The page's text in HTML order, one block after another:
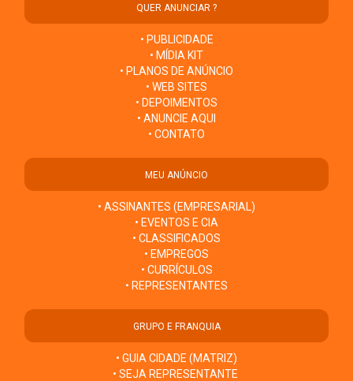
QUER ANUNCIAR ?
• PUBLICIDADE
• MÍDIA KIT
• PLANOS DE ANÚNCIO
• WEB SITES
• DEPOIMENTOS
• ANUNCIE AQUI
• CONTATO
MEU ANÚNCIO
• ASSINANTES (EMPRESARIAL)
• EVENTOS E CIA
• CLASSIFICADOS
• EMPREGOS
• CURRÍCULOS
• REPRESENTANTES
GRUPO E FRANQUIA
• GUIA CIDADE (MATRIZ)
• SEJA REPRESENTANTE